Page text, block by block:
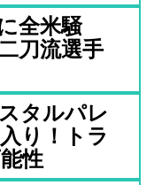
全米騒
刀流選手
タルパレ
り！トラ
性